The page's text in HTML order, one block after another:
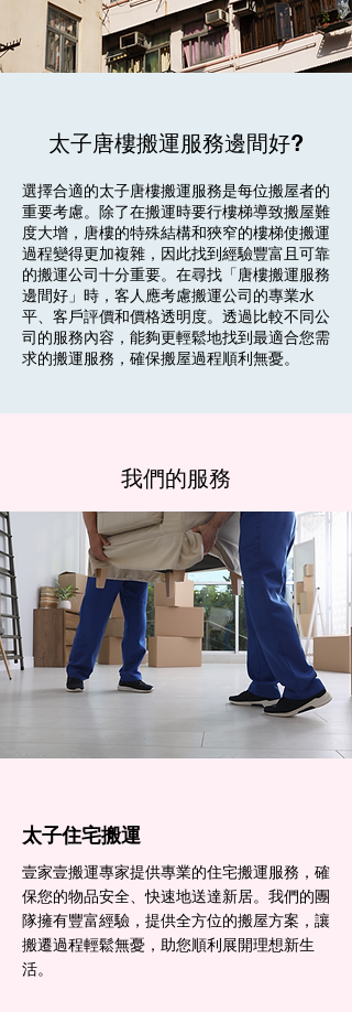
太子唐樓搬運服務邊間好?
選擇合適的太子唐樓搬運服務是每位搬屋者的
重要考慮。除了在搬運時要行樓梯導致搬屋難
度大增，唐樓的特殊結構和狹窄的樓梯使搬運
過程變得更加複雜，因此找到經驗豐富且可靠
的搬運公司十分重要。在尋找「唐樓搬運服務
邊間好」時，客人應考慮搬運公司的專業水
平、客戶評價和價格透明度。透過比較不同公
司的服務內容，能夠更輕鬆地找到最適合您需
求的搬運服務，確保搬屋過程順利無憂。
我們的服務
太子住宅搬運
壹家壹搬運專家提供專業的住宅搬運服務，確
保您的物品安全、快速地送達新居。我們的團
隊擁有豐富經驗，提供全方位的搬屋方案，讓
搬遷過程輕鬆無憂，助您順利展開理想新生
活。